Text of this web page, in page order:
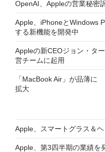
OpenAI、Appleの営業秘密
Apple、iPhoneとWindows
する新機能を開発中
Appleの新CEOジョン・タ
営チームに起用
「MacBook Air」が品薄に
拡大
Apple、スマートグラス＆
Apple、第3四半期の業績